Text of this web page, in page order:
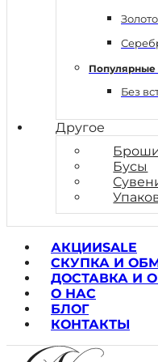
Золото
Популярные
Без
Другое
Бусы
АКЦИИSALE
СКУПКА И
ДОСТАВКА И
О НАС
БЛОГ
КОНТАКТЫ